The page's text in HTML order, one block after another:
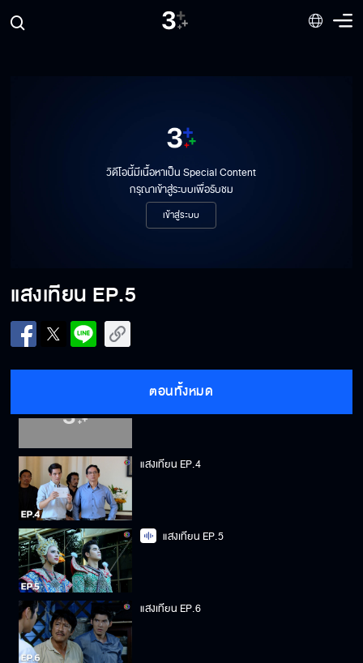
วิดีโอนี้มีเนื้อหาเป็น Special Content
กรุณาเข้าสู่ระบบเพื่อรับชม
เข้าสู่ระบบ
แสงเทียน EP.5
ตอนทั้งหมด
แสงเทียน EP.3
แสงเทียน EP.4
แสงเทียน EP.5
แสงเทียน EP.6